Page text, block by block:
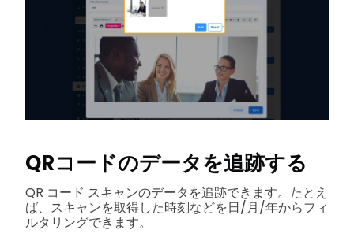
QRコードのデータを追跡する
QR コード スキャンのデータを追跡できます。たとえ
ば、スキャンを取得した時刻などを日/月/年からフィ
ルタリングできます。